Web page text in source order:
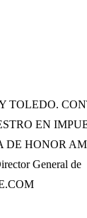
TOLEDO.
EN
DE HONOR
General de